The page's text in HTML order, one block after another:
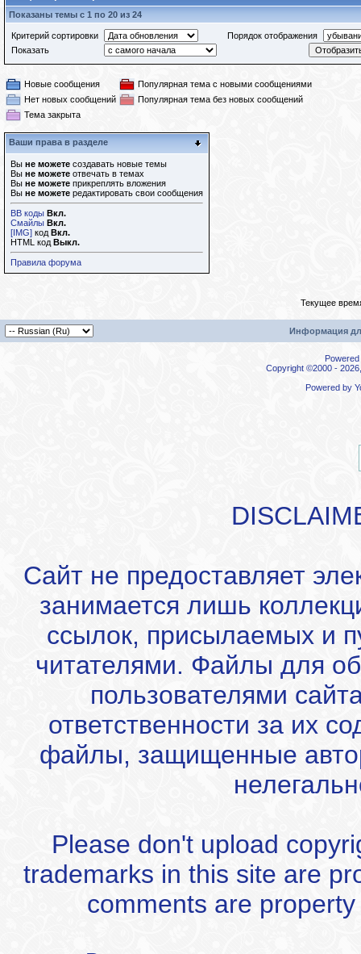
Показаны темы с 1 по 20 из 24
Критерий сортировки
Порядок отображения
Показать
Новые сообщения
Популярная тема с новыми сообщениями
Нет новых сообщений
Популярная тема без новых сообщений
Тема закрыта
Ваши права в разделе
Вы не можете создавать новые темы
Вы не можете отвечать в темах
Вы не можете прикреплять вложения
Вы не можете редактировать свои сообщения
BB коды Вкл.
Смайлы Вкл.
[IMG] код Вкл.
HTML код Выкл.
Правила форума
Текущее
Информация
Copyright ©2000 -
Powered by
Сайт не предоставляет
занимается лишь
ссылок, присылаемых и
читателями. Файлы для
пользователями
ответственности за их
файлы, защищенные
Please don't upload
trademarks in this site are
comments are